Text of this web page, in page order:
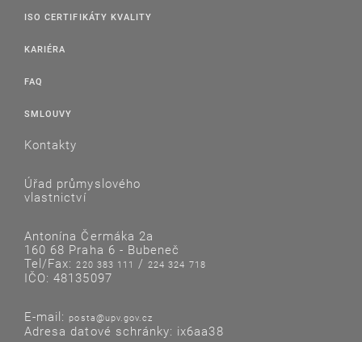
ISO CERTIFIKÁTY KVALITY
KARIÉRA
FAQ
SMLOUVY
Kontakty
Úřad průmyslového
vlastnictví
Antonína Čermáka 2a
160 68 Praha 6 - Bubeneč
Tel/Fax:220 383 111 /224 324 718
IČO: 48135097
E-mail: posta@upv.gov.cz
Adresa datové schránky: ix6aa38